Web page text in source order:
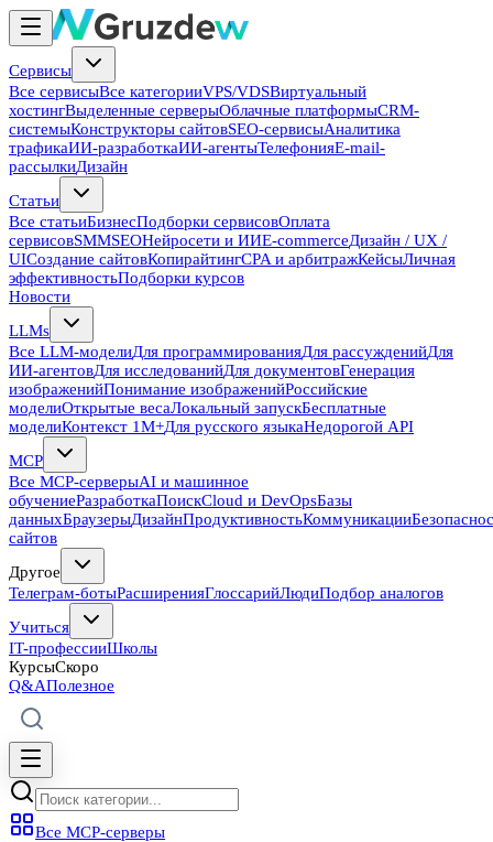
Сервисы
Все сервисыВсе категорииVPS/VDSВиртуальный
хостингВыделенные серверыОблачные платформыCRM-
системыКонструкторы сайтовSEO-сервисыАналитика
трафикаИИ-разработкаИИ-агентыТелефонияE-mail-
рассылкиДизайн
Статьи
Все статьиБизнесПодборки сервисовОплата
сервисовSMMSEOНейросети и ИИE-commerceДизайн / UX /
UIСоздание сайтовКопирайтингCPA и арбитражКейсыЛичная
эффективностьПодборки курсов
Новости
LLMs
Все LLM-моделиДля программированияДля рассужденийДля
ИИ-агентовДля исследованийДля документовГенерация
изображенийПонимание изображенийРоссийские
моделиОткрытые весаЛокальный запускБесплатные
моделиКонтекст 1M+Для русского языкаНедорогой API
MCP
Все MCP-серверыAI и машинное
обучениеРазработкаПоискCloud и DevOpsБазы
данныхБраузерыДизайнПродуктивностьКоммуникации
сайтов
Другое
Телеграм-ботыРасширенияГлоссарийЛюдиПодбор аналогов
Учиться
IT-профессииШколы
КурсыСкоро
Q&AПолезное
Все MCP-серверы